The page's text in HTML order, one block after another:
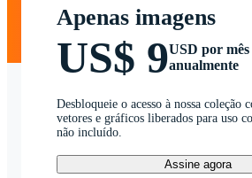
Apenas imagens
US$ 9USD por
anualmente
Desbloqueie o acesso à nossa coleção
vetores e gráficos liberados para uso
não incluído.
Assine agora